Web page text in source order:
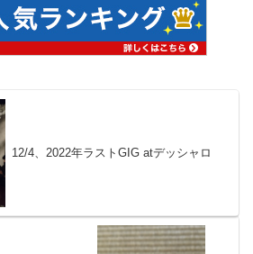
12/4、2022年ラストGIG atデッシャロ